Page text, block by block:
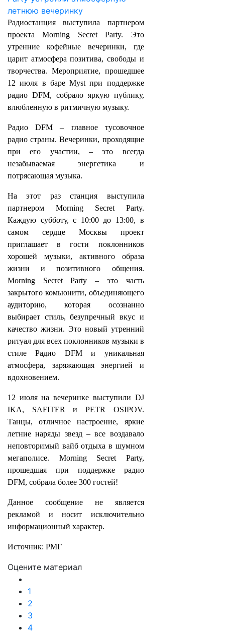
Радиостанция выступила партнером
проекта Morning Secret Party. Это
утренние кофейные вечеринки, где
царит атмосфера позитива, свободы и
творчества. Мероприятие, прошедшее
12 июля в баре Myst при поддержке
радио DFM, собрало яркую публику,
влюбленную в ритмичную музыку.
Радио DFM – главное тусовочное
радио страны. Вечеринки, проходящие
при его участии, – это всегда
незабываемая энергетика и
потрясающая музыка.
На этот раз станция выступила
партнером Morning Secret Party.
Каждую субботу, с 10:00 до 13:00, в
самом сердце Москвы проект
приглашает в гости поклонников
хорошей музыки, активного образа
жизни и позитивного общения.
Morning Secret Party – это часть
закрытого комьюнити, объединяющего
аудиторию, которая осознанно
выбирает стиль, безупречный вкус и
качество жизни. Это новый утренний
ритуал для всех поклонников музыки в
стиле Радио DFM и уникальная
атмосфера, заряжающая энергией и
вдохновением.
12 июля на вечеринке выступили DJ
IKA, SAFITER и PETR OSIPOV.
Танцы, отличное настроение, яркие
летние наряды звезд – все воздавало
неповторимый вайб отдыха в шумном
мегаполисе. Morning Secret Party,
прошедшая при поддержке радио
DFM, собрала более 300 гостей!
Данное сообщение не является
рекламой и носит исключительно
информационный характер.
Источник: РМГ
Оцените материал
1
2
3
4